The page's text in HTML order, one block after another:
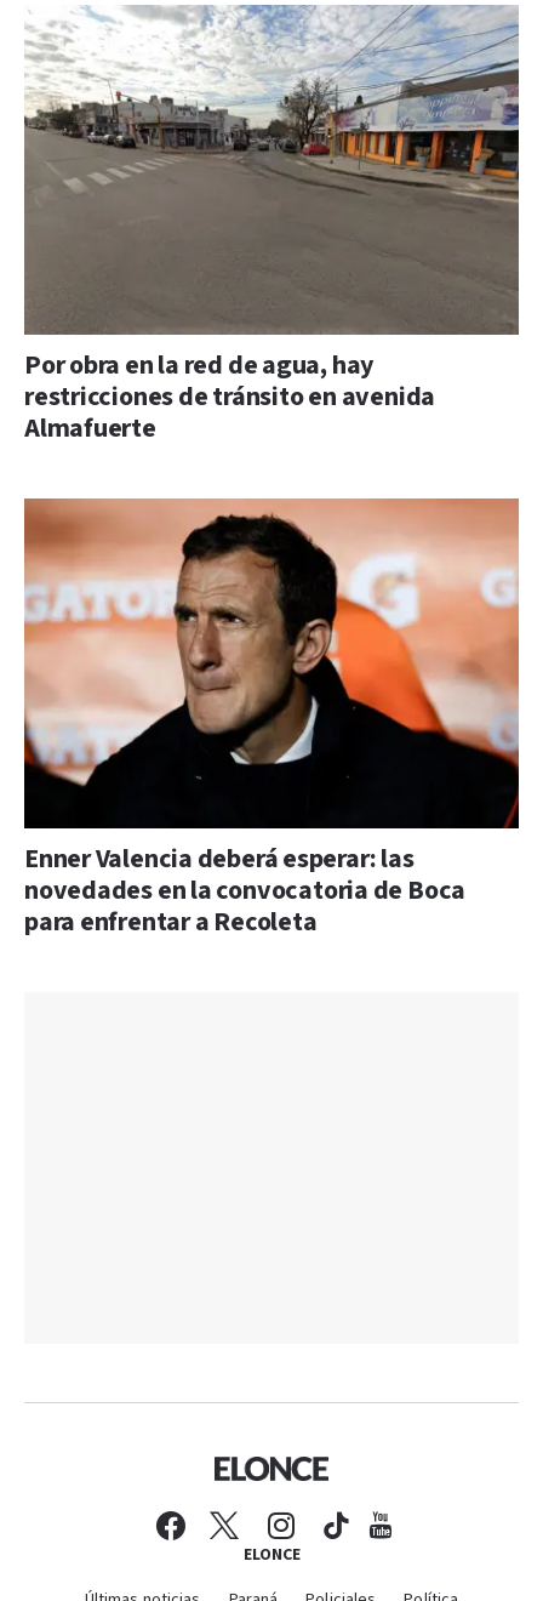
Por obra en la red de agua, hay
restricciones de tránsito en avenida
Almafuerte
Enner Valencia deberá esperar: las
novedades en la convocatoria de Boca
para enfrentar a Recoleta
ELONCE